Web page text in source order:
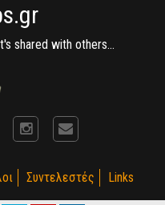
shared with others...
Συντελεστές Links